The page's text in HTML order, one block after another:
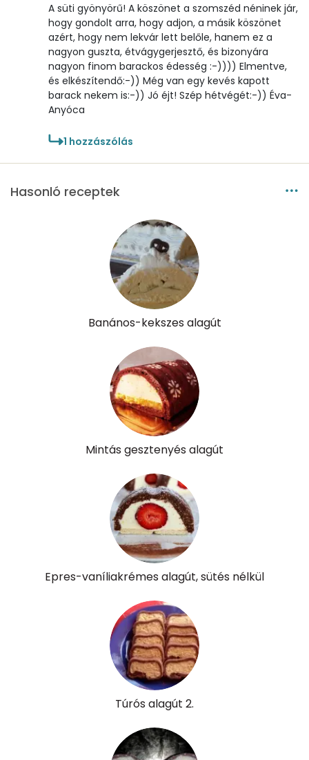
A süti gyönyörű! A köszönet a szomszéd néninek jár,
hogy gondolt arra, hogy adjon, a másik köszönet
azért, hogy nem lekvár lett belőle, hanem ez a
nagyon guszta, étvágygerjesztő, és bizonyára
nagyon finom barackos édesség :-)))) Elmentve,
és elkészítendő:-)) Még van egy kevés kapott
barack nekem is:-)) Jó éjt! Szép hétvégét:-)) Éva-
Anyóca
1 hozzászólás
Hasonló receptek
Banános-kekszes alagút
Mintás gesztenyés alagút
Epres-vaníliakrémes alagút, sütés nélkül
Túrós alagút 2.